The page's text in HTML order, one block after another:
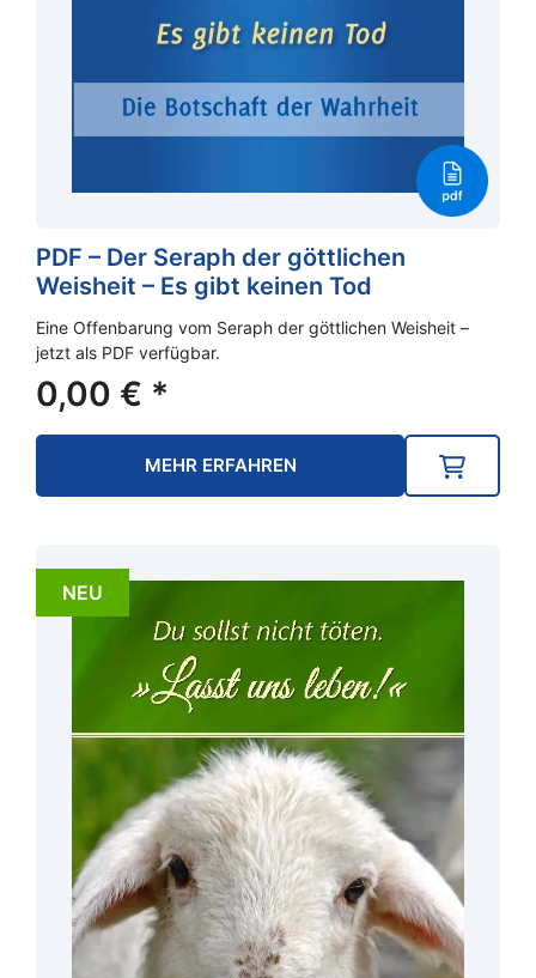
PDF – Der Seraph der göttlichen
Weisheit – Es gibt keinen Tod
Eine Offenbarung vom Seraph der göttlichen Weisheit –
jetzt als PDF verfügbar.
0,00 € *
MEHR ERFAHREN
NEU